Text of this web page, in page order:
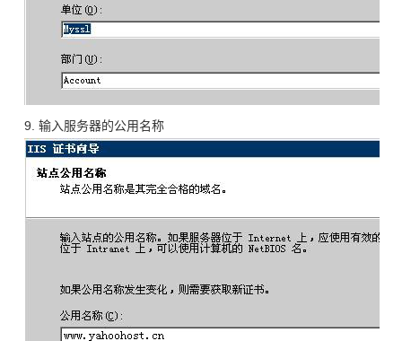
9. 输入服务器的公用名称